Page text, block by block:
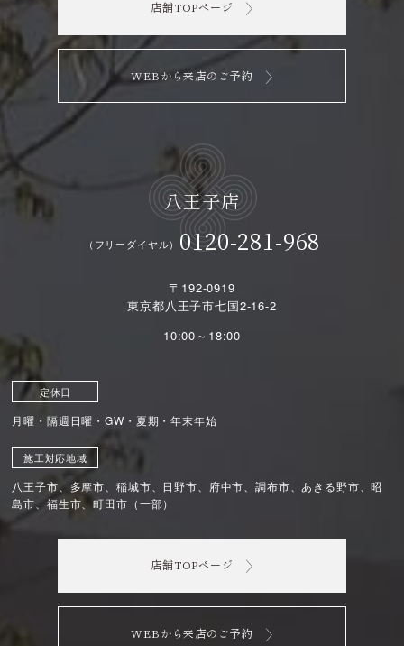
店舗TOPページ
WEBから来店のご予約
八王子店
（フリーダイヤル） 0120-281-968
〒192-0919
東京都八王子市七国2-16-2
10:00～18:00
定休日
月曜・隔週日曜・GW・夏期・年末年始
施工対応地域
八王子市、多摩市、稲城市、日野市、府中市、調布市、あきる野市、昭
島市、福生市、町田市（一部）
店舗TOPページ
WEBから来店のご予約